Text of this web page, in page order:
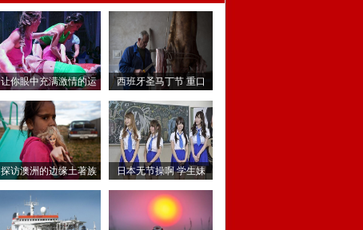
俄北极熊怀抱宝宝温柔 中国南极科考新发现58
触目惊心的体坛伤痕看 中国航母MV大片二部登